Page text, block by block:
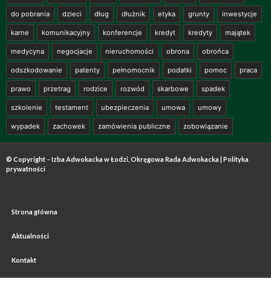
do pobrania dzieci dług dłużnik etyka grunty inwestycje
karne komunikacyjny konferencje kredyt kredyty majątek
medycyna negocjacje nieruchomości obrona obrońca
odszkodowanie patenty pełnomocnik podatki pomoc praca
prawo przetrag rodzice rozwód skarbowe spadek
szkolenie testament ubezpieczenia umowa umowy
wypadek zachowek zamówienia publiczne zobowiązanie
© Copyright – Izba Adwokacka w Łodzi, Okręgowa Rada Adwokacka | Polityka
prywatności
Strona główna
Aktualności
Kontakt